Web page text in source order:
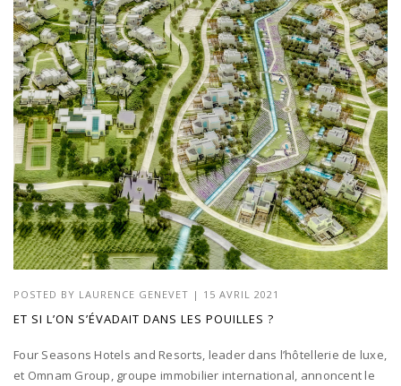
POSTED BY LAURENCE GENEVET | 15 AVRIL 2021
ET SI L’ON S’ÉVADAIT DANS LES POUILLES ?
Four Seasons Hotels and Resorts, leader dans l’hôtellerie de luxe,
et Omnam Group, groupe immobilier international, annoncent le